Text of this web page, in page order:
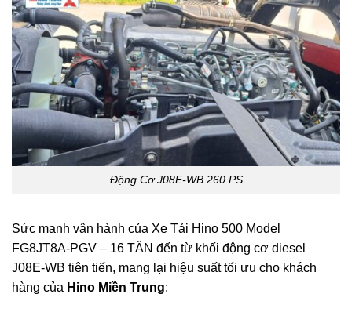
Động Cơ J08E-WB 260 PS
Sức mạnh vận hành của Xe Tải Hino 500 Model
FG8JT8A-PGV – 16 TẤN đến từ khối động cơ diesel
J08E-WB tiên tiến, mang lại hiệu suất tối ưu cho khách
hàng của Hino Miền Trung: